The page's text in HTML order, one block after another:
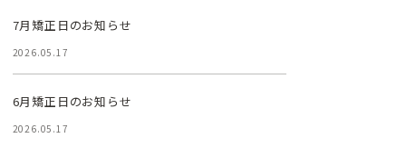
7月矯正日のお知らせ
2026.05.17
6月矯正日のお知らせ
2026.05.17